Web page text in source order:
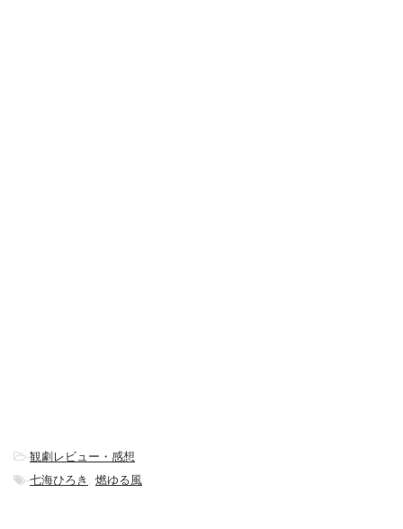
-観劇レビュー・感想
-七海ひろき , 燃ゆる風